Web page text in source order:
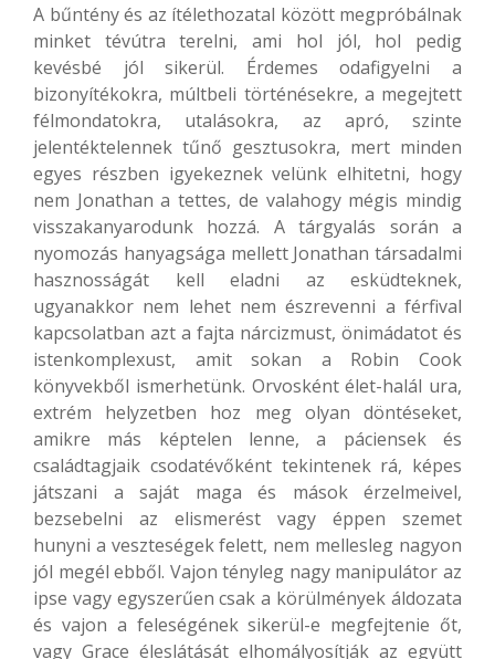
A bűntény és az ítélethozatal között megpróbálnak
minket tévútra terelni, ami hol jól, hol pedig
kevésbé jól sikerül. Érdemes odafigyelni a
bizonyítékokra, múltbeli történésekre, a megejtett
félmondatokra, utalásokra, az apró, szinte
jelentéktelennek tűnő gesztusokra, mert minden
egyes részben igyekeznek velünk elhitetni, hogy
nem Jonathan a tettes, de valahogy mégis mindig
visszakanyarodunk hozzá. A tárgyalás során a
nyomozás hanyagsága mellett Jonathan társadalmi
hasznosságát kell eladni az esküdteknek,
ugyanakkor nem lehet nem észrevenni a férfival
kapcsolatban azt a fajta nárcizmust, önimádatot és
istenkomplexust, amit sokan a Robin Cook
könyvekből ismerhetünk. Orvosként élet-halál ura,
extrém helyzetben hoz meg olyan döntéseket,
amikre más képtelen lenne, a páciensek és
családtagjaik csodatévőként tekintenek rá, képes
játszani a saját maga és mások érzelmeivel,
bezsebelni az elismerést vagy éppen szemet
hunyni a veszteségek felett, nem mellesleg nagyon
jól megél ebből. Vajon tényleg nagy manipulátor az
ipse vagy egyszerűen csak a körülmények áldozata
és vajon a feleségének sikerül-e megfejtenie őt,
vagy Grace éleslátását elhomályosítják az együtt